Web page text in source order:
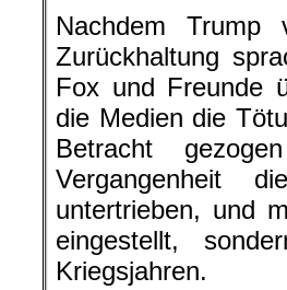
Nachdem Trump
Zurückhaltung
Fox und Freunde
die Medien die
Betracht
Vergangenheit
untertrieben, und
eingestellt,
Kriegsjahren.